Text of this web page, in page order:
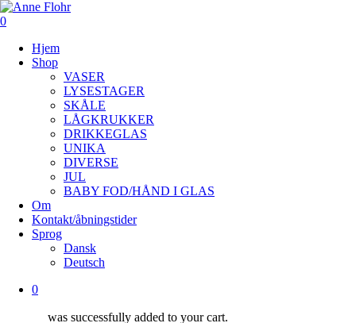
Skip
to
content
0
Hjem
Shop
VASER
LYSESTAGER
SKÅLE
LÅGKRUKKER
DRIKKEGLAS
UNIKA
DIVERSE
JUL
BABY FOD/HÅND I GLAS
Om
Kontakt/åbningstider
Sprog
Dansk
Deutsch
0
was successfully added to your cart.